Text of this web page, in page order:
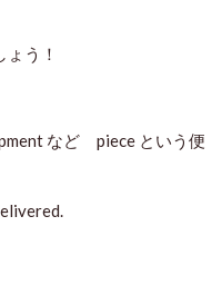
う！
など piece という便